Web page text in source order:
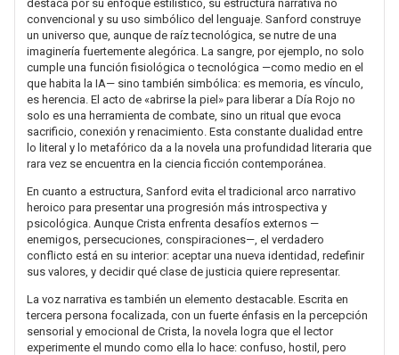
destaca por su enfoque estilístico, su estructura narrativa no
convencional y su uso simbólico del lenguaje. Sanford construye
un universo que, aunque de raíz tecnológica, se nutre de una
imaginería fuertemente alegórica. La sangre, por ejemplo, no solo
cumple una función fisiológica o tecnológica —como medio en el
que habita la IA— sino también simbólica: es memoria, es vínculo,
es herencia. El acto de «abrirse la piel» para liberar a Día Rojo no
solo es una herramienta de combate, sino un ritual que evoca
sacrificio, conexión y renacimiento. Esta constante dualidad entre
lo literal y lo metafórico da a la novela una profundidad literaria que
rara vez se encuentra en la ciencia ficción contemporánea.
En cuanto a estructura, Sanford evita el tradicional arco narrativo
heroico para presentar una progresión más introspectiva y
psicológica. Aunque Crista enfrenta desafíos externos —
enemigos, persecuciones, conspiraciones—, el verdadero
conflicto está en su interior: aceptar una nueva identidad, redefinir
sus valores, y decidir qué clase de justicia quiere representar.
La voz narrativa es también un elemento destacable. Escrita en
tercera persona focalizada, con un fuerte énfasis en la percepción
sensorial y emocional de Crista, la novela logra que el lector
experimente el mundo como ella lo hace: confuso, hostil, pero